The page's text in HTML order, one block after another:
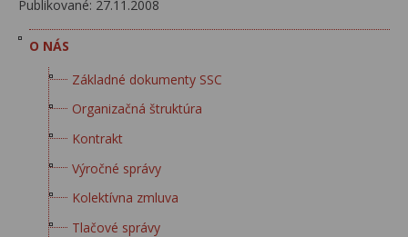
Publikované: 27.11.2008
O NÁS
Základné dokumenty SSC
Organizačná štruktúra
Kontrakt
Výročné správy
Kolektívna zmluva
Tlačové správy